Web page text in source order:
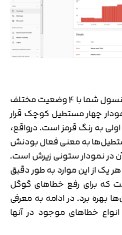
در بخش coverage سرچ کنسول شما با 4 وضعیت مختلف
چهار مستطیل کوچک قرار
به رنگ قرمز است. درواقع،
به معنی فعال بودنش
در نمودار ستونی زیرش است.
یک از این موارد به طور دقیق
که برای رفع خطاهای گوگل
بهره برد. در ادامه به معرفی
خطاهای موجود در آنها